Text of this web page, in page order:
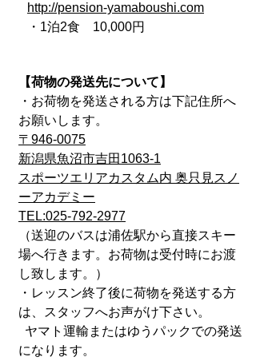
http://pension-yamaboushi.com
・1泊2食 10,000円
【荷物の発送先について】
・お荷物を発送される方は下記住所へ
お願いします。
〒946-0075
新潟県魚沼市吉田1063-1
スポーツエリアカスタム内 奥只見スノ
ーアカデミー
TEL:025-792-2977
（送迎のバスは浦佐駅から直接スキー
場へ行きます。お荷物は受付時にお渡
し致します。）
・レッスン終了後に荷物を発送する方
は、
スタッフへお声がけ下さい。
ヤマト運輸またはゆうパックでの発送
になります。